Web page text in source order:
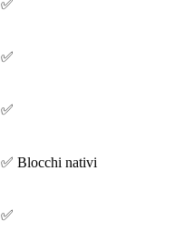
✅
✅
✅
✅ Blocchi nativi
✅